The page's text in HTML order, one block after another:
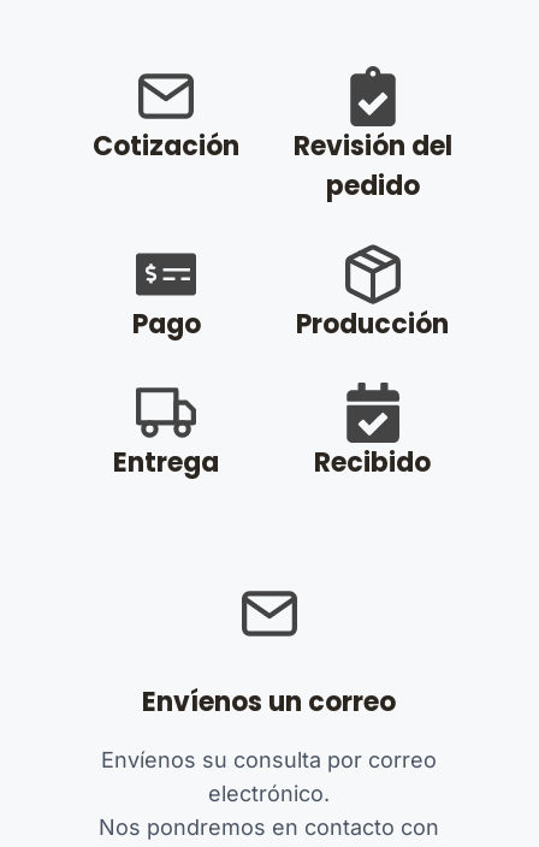
Cotización
Revisión del
pedido
Pago Producción
Entrega Recibido
Envíenos un correo
Envíenos su consulta por correo
electrónico.
Nos pondremos en contacto con